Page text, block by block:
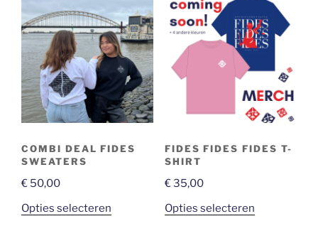
COMBI DEAL FIDES
SWEATERS
€ 50,00
Opties selecteren
FIDES FIDES FIDES T-
SHIRT
€35,00
Opties selecteren